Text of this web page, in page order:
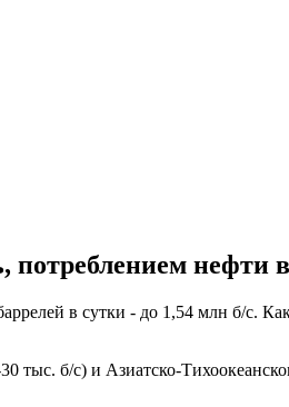
потреблением нефти
в сутки - до 1,54 млн б/с.
б/с) и Азиатско-